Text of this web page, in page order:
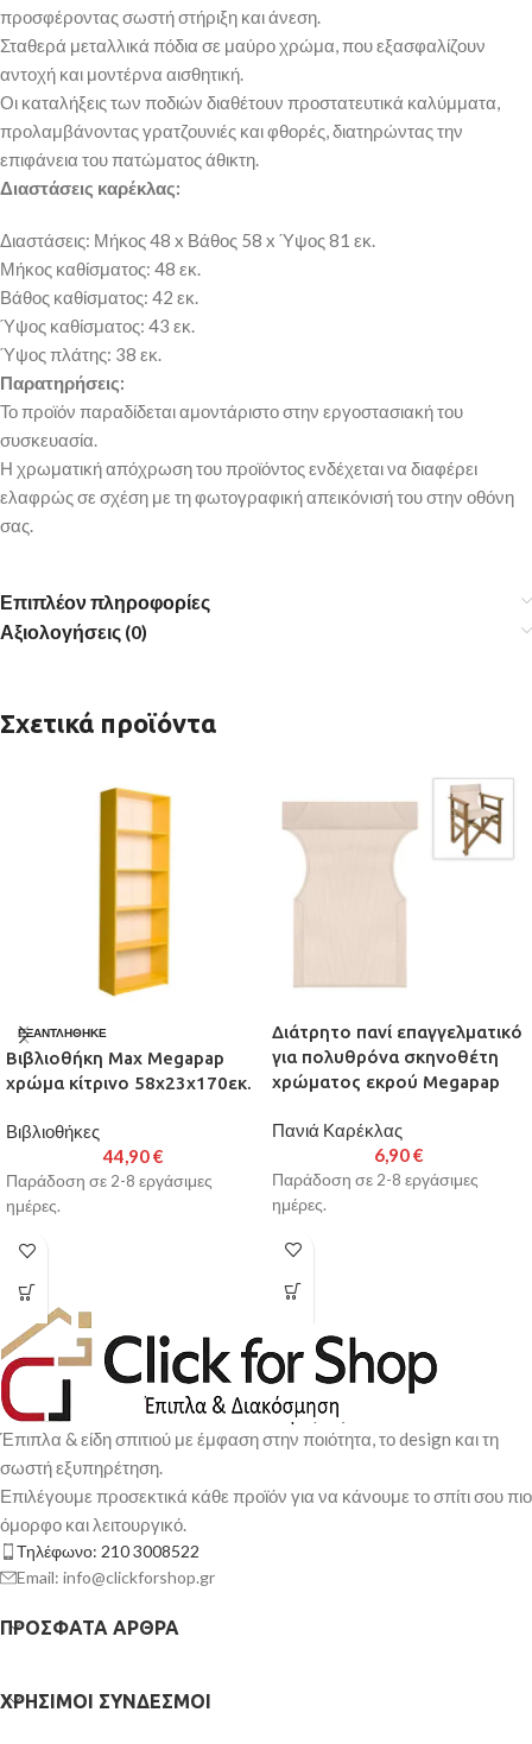
προσφέροντας σωστή στήριξη και άνεση.
Σταθερά μεταλλικά πόδια σε μαύρο χρώμα, που εξασφαλίζουν
αντοχή και μοντέρνα αισθητική.
Οι καταλήξεις των ποδιών διαθέτουν προστατευτικά καλύμματα,
προλαμβάνοντας γρατζουνιές και φθορές, διατηρώντας την
επιφάνεια του πατώματος άθικτη.
Διαστάσεις καρέκλας:
Διαστάσεις: Μήκος 48 x Βάθος 58 x Ύψος 81 εκ.
Μήκος καθίσματος: 48 εκ.
Βάθος καθίσματος: 42 εκ.
Ύψος καθίσματος: 43 εκ.
Ύψος πλάτης: 38 εκ.
Παρατηρήσεις:
Το προϊόν παραδίδεται αμοντάριστο στην εργοστασιακή του
συσκευασία.
Η χρωματική απόχρωση του προϊόντος ενδέχεται να διαφέρει
ελαφρώς σε σχέση με τη φωτογραφική απεικόνισή του στην οθόνη
σας.
Επιπλέον πληροφορίες
Αξιολογήσεις (0)
Σχετικά προϊόντα
ΕΞΑΝΤΛΉΘΗΚΕ
Βιβλιοθήκη Max Megapap
χρώμα κίτρινο 58x23x170εκ.
Βιβλιοθήκες
44,90€
Παράδοση σε 2-8 εργάσιμες
ημέρες.
Διάτρητο πανί επαγγελματικό
για πολυθρόνα σκηνοθέτη
χρώματος εκρού Megapap
Πανιά Καρέκλας
6,90€
Παράδοση σε 2-8 εργάσιμες
ημέρες.
Έπιπλα & είδη σπιτιού με έμφαση στην ποιότητα, το design και τη
σωστή εξυπηρέτηση.
Επιλέγουμε προσεκτικά κάθε προϊόν για να κάνουμε το σπίτι σου πιο
όμορφο και λειτουργικό.
Τηλέφωνο: 210 3008522
Email: info@clickforshop.gr
ΠΡΌΣΦΑΤΑ ΆΡΘΡΑ
ΧΡΉΣΙΜΟΙ ΣΎΝΔΕΣΜΟΙ